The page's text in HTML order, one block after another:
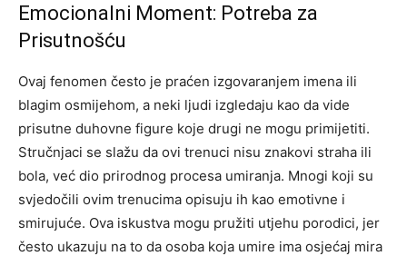
Emocionalni Moment: Potreba za
Prisutnošću
Ovaj fenomen često je praćen izgovaranjem imena ili
blagim osmijehom, a neki ljudi izgledaju kao da vide
prisutne duhovne figure koje drugi ne mogu primijetiti.
Stručnjaci se slažu da ovi trenuci nisu znakovi straha ili
bola, već dio prirodnog procesa umiranja. Mnogi koji su
svjedočili ovim trenucima opisuju ih kao emotivne i
smirujuće. Ova iskustva mogu pružiti utjehu porodici, jer
često ukazuju na to da osoba koja umire ima osjećaj mira